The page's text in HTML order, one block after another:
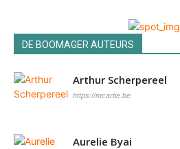
DE BOOMAGER AUTEURS
Arthur Scherpereel
https://mcartie.be
Aurelie Byai